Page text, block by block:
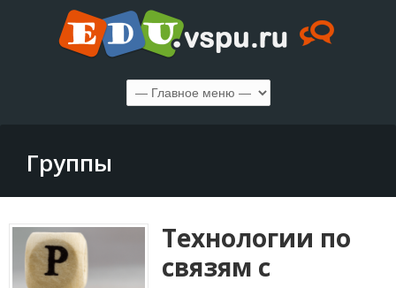
Группы
Технологии по
связям с